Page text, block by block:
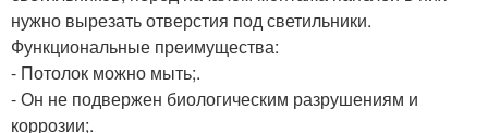
нужно вырезать отверстия под светильники.
Функциональные преимущества:
- Потолок можно мыть;.
- Он не подвержен биологическим разрушениям и
коррозии;.